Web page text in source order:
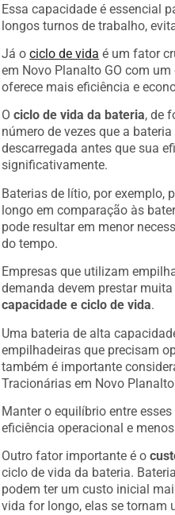
Essa capacidade é essencial
longos turnos de trabalho,
Já ociclo de vida é um fator
em Novo Planalto GO com
oferece mais eficiência e
Ociclo de vida da bateria, de
número de vezes que a
descarregada antes que sua
significativamente.
Baterias de lítio, por exemplo,
longo em comparação às
pode resultar em menor
do tempo.
Empresas que utilizam
demanda devem prestar
capacidade e ciclo de vida.
Uma bateria de alta
empilhadeiras que precisam
também é importante
Tracionárias em Novo
Manter o equilíbrio entre
eficiência operacional e
Outro fator importante é o
ciclo de vida da bateria.
podem ter um custo inicial
vida for longo, elas se tornam